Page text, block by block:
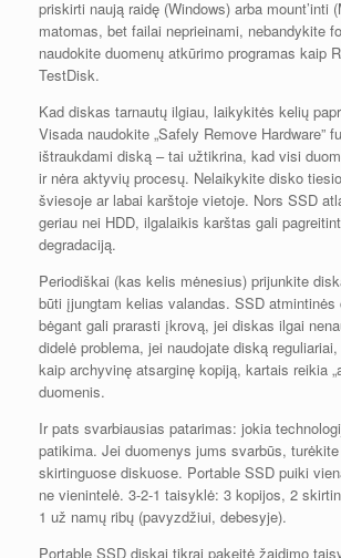
priskirti naują raidę (Windows) arba mount’inti
matomas, bet failai neprieinami, nebandykite
naudokite duomenų atkūrimo programas kaip
TestDisk.
Kad diskas tarnautų ilgiau, laikykitės kelių
Visada naudokite „Safely Remove Hardware”
ištraukdami diską – tai užtikrina, kad visi
ir nėra aktyvių procesų. Nelaikykite disko
šviesoje ar labai karštoje vietoje. Nors SSD
geriau nei HDD, ilgalaikis karštas gali
degradaciją.
Periodiškai (kas kelis mėnesius) prijunkite
būti įjungtam kelias valandas. SSD atmintinės
bėgant gali prarasti įkrovą, jei diskas ilgai
didelė problema, jei naudojate diską
kaip archyvinę atsarginę kopiją, kartais reikia
duomenis.
Ir pats svarbiausias patarimas: jokia
patikima. Jei duomenys jums svarbūs,
skirtinguose diskuose. Portable SSD puiki
ne vienintelė. 3-2-1 taisyklė: 3 kopijos, 2
1 už namų ribų (pavyzdžiui, debesyje).
Portable SSD diskai tikrai pakeitė žaidimo